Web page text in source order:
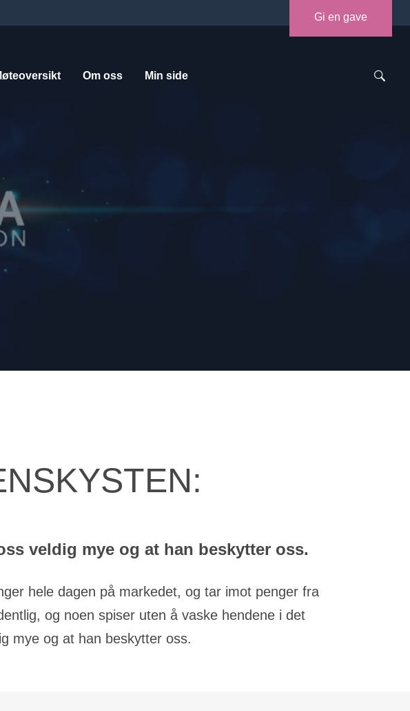
Gi en gave
Om oss Min side
veldig mye og at han beskytter oss.
hele dagen på markedet, og tar imot penger fra
og noen spiser uten å vaske hendene i det
mye og at han beskytter oss.